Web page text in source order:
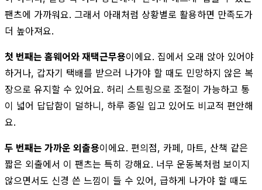
팬츠에 가까워요. 그래서 아래처럼 상황별로 활용하면 만족도가
더 높아져요.
첫 번째는 홈웨어와 재택근무용이에요. 집에서 오래 앉아 있어야
하거나, 갑자기 택배를 받으러 나가야 할 때도 민망하지 않은 복
장으로 유지할 수 있어요. 허리 스트링으로 조절이 가능하고 통
이 넓어 답답함이 덜하니, 하루 종일 입고 있어도 비교적 편안해
요.
두 번째는 가까운 외출용이에요. 편의점, 카페, 마트, 산책 같은
짧은 외출에서 이 팬츠는 특히 강해요. 너무 운동복처럼 보이지
않으면서도 신경 쓴 느낌이 들 수 있어, 급하게 나가야 할 때도